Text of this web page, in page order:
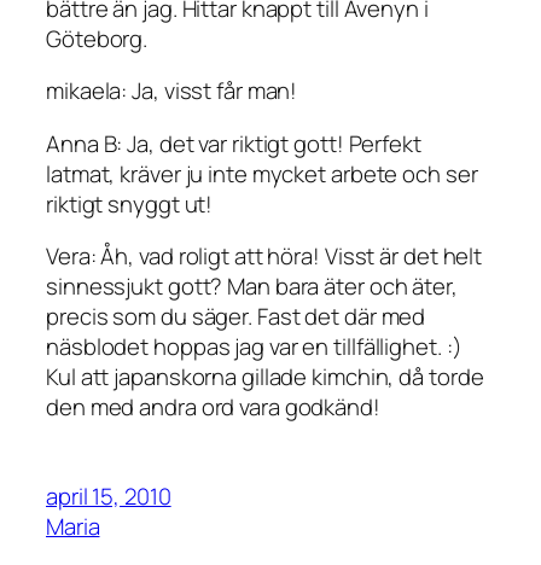
bättre än jag. Hittar knappt till Avenyn i
Göteborg.
mikaela: Ja, visst får man!
Anna B: Ja, det var riktigt gott! Perfekt
latmat, kräver ju inte mycket arbete och ser
riktigt snyggt ut!
Vera: Åh, vad roligt att höra! Visst är det helt
sinnessjukt gott? Man bara äter och äter,
precis som du säger. Fast det där med
näsblodet hoppas jag var en tillfällighet. :)
Kul att japanskorna gillade kimchin, då torde
den med andra ord vara godkänd!
april 15, 2010
Maria